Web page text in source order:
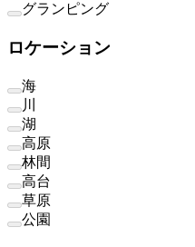
グランピング
ロケーション
海
川
湖
高原
林間
高台
草原
公園